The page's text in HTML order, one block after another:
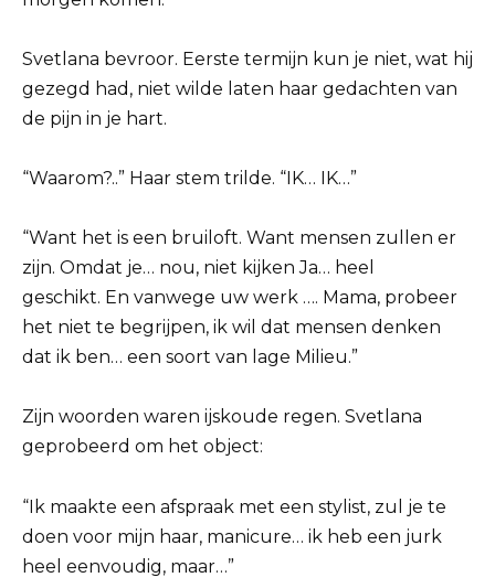
Svetlana bevroor. Eerste termijn kun je niet, wat hij
gezegd had, niet wilde laten haar gedachten van
de pijn in je hart.
“Waarom?..” Haar stem trilde. “IK… IK…”
“Want het is een bruiloft. Want mensen zullen er
zijn. Omdat je… nou, niet kijken Ja… heel
geschikt. En vanwege uw werk …. Mama, probeer
het niet te begrijpen, ik wil dat mensen denken
dat ik ben… een soort van lage Milieu.”
Zijn woorden waren ijskoude regen. Svetlana
geprobeerd om het object:
“Ik maakte een afspraak met een stylist, zul je te
doen voor mijn haar, manicure… ik heb een jurk
heel eenvoudig, maar…”